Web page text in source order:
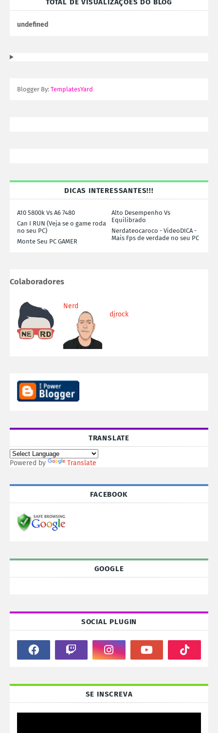
TOTAL DE VISUALIZAÇÕES DO BLOG
undefned
Blogger By: TemplatesYard
DICAS INTERESSANTES!!!
A10 5800k Vs A6 7480
Alto Desempenho Vs
Equilibrado
Can I RUN (Veja se o game roda
no seu PC)
Nerdateocaroco - VideoDICA -
Mais Fps de verdade no seu PC
Monte Seu PC GAMER
Colaboradores
Nerd
djrock
TRANSLATE
Powered by Translate
FACEBOOK
GOOGLE
SOCIAL PLUGIN
SE INSCREVA